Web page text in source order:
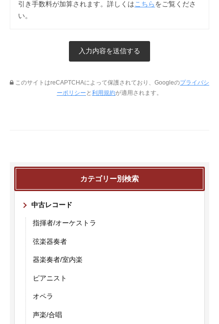
引き手数料が加算されます。詳しくはこちら をご覧くださ
い。
このサイトはreCAPTCHAによって保護されており、Googleのプライバシ
ーポリシー と 利用規約が適用されます。
カテゴリー別検索
中古レコード
指揮者/オーケストラ
弦楽器奏者
器楽奏者/室内楽
ピアニスト
オペラ
声楽/合唱